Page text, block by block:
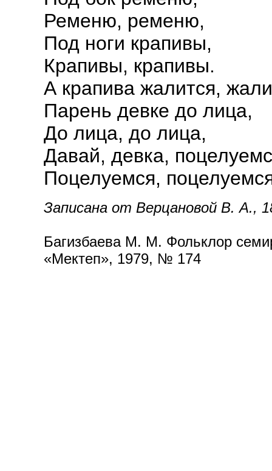
Ременю, ременю,
Под ноги крапивы,
Крапивы, крапивы.
А крапива жалится,
Парень девке до лица,
До лица, до лица,
Давай, девка,
Поцелуемся,
Записана от Верцановой В. А.,
Багизбаева М. М. Фольклор
«Мектеп», 1979, № 174